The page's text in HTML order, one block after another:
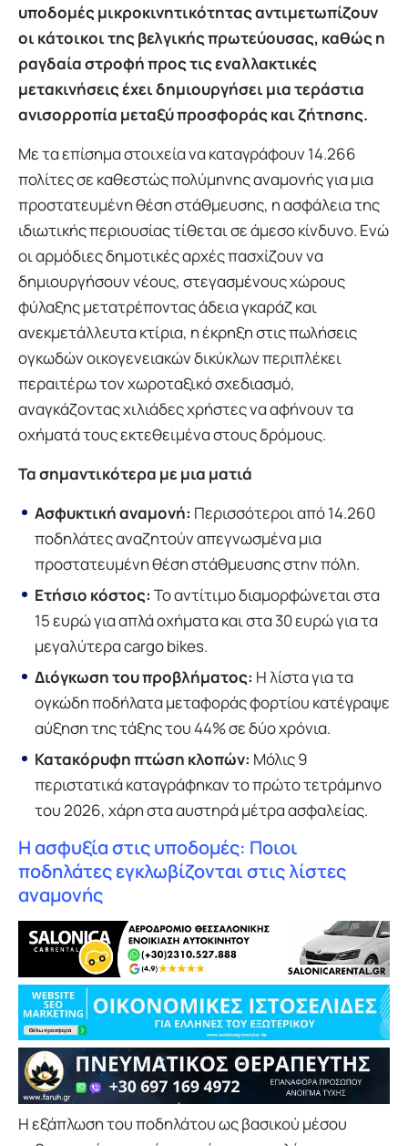
υποδομές μικροκινητικότητας αντιμετωπίζουν
οι κάτοικοι της βελγικής πρωτεύουσας, καθώς η
ραγδαία στροφή προς τις εναλλακτικές
μετακινήσεις έχει δημιουργήσει μια τεράστια
ανισορροπία μεταξύ προσφοράς και ζήτησης.
Με τα επίσημα στοιχεία να καταγράφουν 14.266
πολίτες σε καθεστώς πολύμηνης αναμονής για μια
προστατευμένη θέση στάθμευσης, η ασφάλεια της
ιδιωτικής περιουσίας τίθεται σε άμεσο κίνδυνο. Ενώ
οι αρμόδιες δημοτικές αρχές πασχίζουν να
δημιουργήσουν νέους, στεγασμένους χώρους
φύλαξης μετατρέποντας άδεια γκαράζ και
ανεκμετάλλευτα κτίρια, η έκρηξη στις πωλήσεις
ογκωδών οικογενειακών δικύκλων περιπλέκει
περαιτέρω τον χωροταξικό σχεδιασμό,
αναγκάζοντας χιλιάδες χρήστες να αφήνουν τα
οχήματά τους εκτεθειμένα στους δρόμους.
Τα σημαντικότερα με μια ματιά
Ασφυκτική αναμονή: Περισσότεροι από 14.260
ποδηλάτες αναζητούν απεγνωσμένα μια
προστατευμένη θέση στάθμευσης στην πόλη.
Ετήσιο κόστος: Το αντίτιμο διαμορφώνεται στα
15 ευρώ για απλά οχήματα και στα 30 ευρώ για τα
μεγαλύτερα cargo bikes.
Διόγκωση του προβλήματος: Η λίστα για τα
ογκώδη ποδήλατα μεταφοράς φορτίου κατέγραψε
αύξηση της τάξης του 44% σε δύο χρόνια.
Κατακόρυφη πτώση κλοπών: Μόλις 9
περιστατικά καταγράφηκαν το πρώτο τετράμηνο
του 2026, χάρη στα αυστηρά μέτρα ασφαλείας.
Η ασφυξία στις υποδομές: Ποιοι
ποδηλάτες εγκλωβίζονται στις λίστες
αναμονής
Η εξάπλωση του ποδηλάτου ως βασικού μέσου